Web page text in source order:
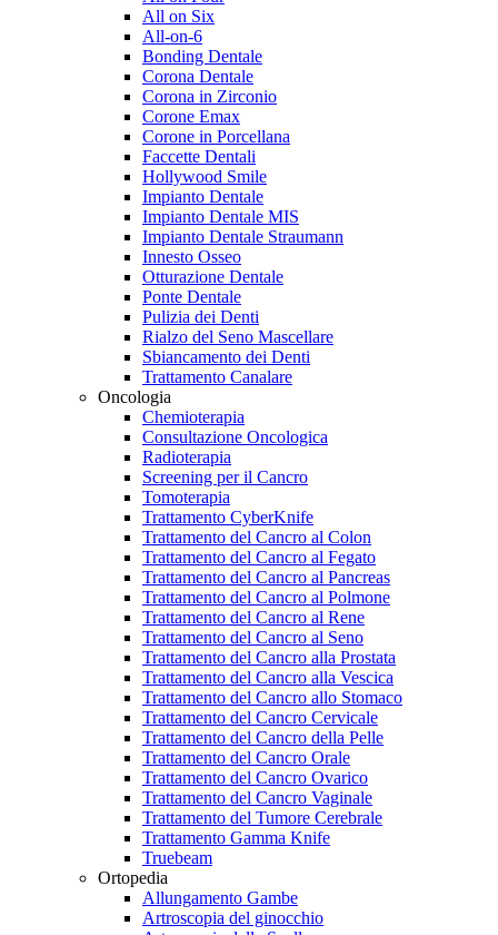
All on Six
All-on-6
Bonding Dentale
Corona Dentale
Corona in Zirconio
Corone Emax
Corone in Porcellana
Faccette Dentali
Hollywood Smile
Impianto Dentale
Impianto Dentale MIS
Impianto Dentale Straumann
Innesto Osseo
Otturazione Dentale
Ponte Dentale
Pulizia dei Denti
Rialzo del Seno Mascellare
Sbiancamento dei Denti
Trattamento Canalare
Oncologia
Chemioterapia
Consultazione Oncologica
Radioterapia
Screening per il Cancro
Tomoterapia
Trattamento CyberKnife
Trattamento del Cancro al Colon
Trattamento del Cancro al Fegato
Trattamento del Cancro al Pancreas
Trattamento del Cancro al Polmone
Trattamento del Cancro al Rene
Trattamento del Cancro al Seno
Trattamento del Cancro alla Prostata
Trattamento del Cancro alla Vescica
Trattamento del Cancro allo Stomaco
Trattamento del Cancro Cervicale
Trattamento del Cancro della Pelle
Trattamento del Cancro Orale
Trattamento del Cancro Ovarico
Trattamento del Cancro Vaginale
Trattamento del Tumore Cerebrale
Trattamento Gamma Knife
Truebeam
Ortopedia
Allungamento Gambe
Artroscopia del ginocchio